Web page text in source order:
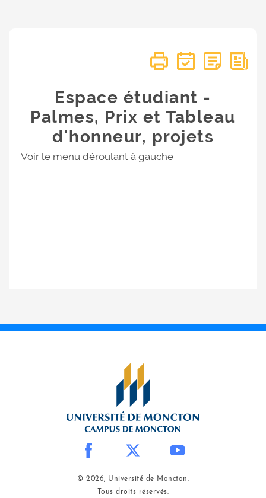
Espace étudiant -
Palmes, Prix et Tableau
d'honneur, projets
Voir le menu déroulant à gauche
© 2026, Université de Moncton.
Tous droits réservés.